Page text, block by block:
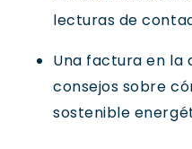
lecturas de
Una factura en la
consejos sobre
sostenible